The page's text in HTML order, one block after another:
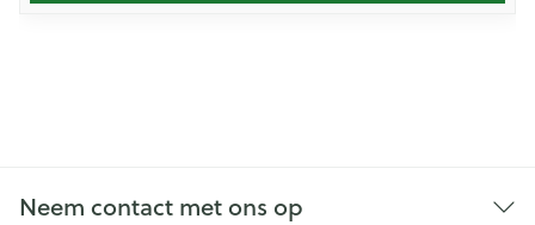
Neem contact met ons op